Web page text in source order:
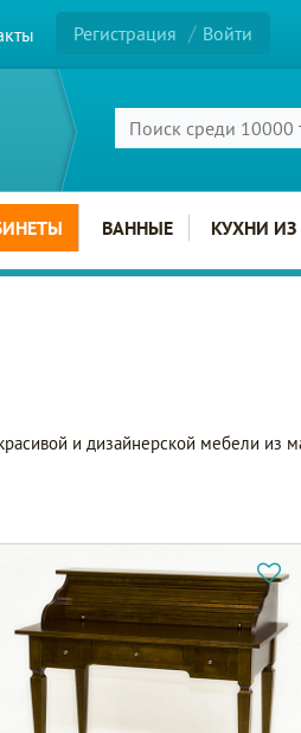
Регистрация Войти
ВАННЫЕ КУХНИ
и дизайнерской мебели из